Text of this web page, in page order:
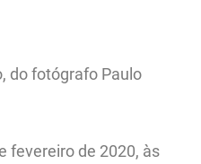
do fotógrafo Paulo
fevereiro de 2020, às